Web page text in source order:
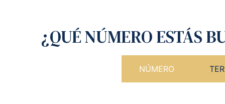
¿QUÉ NÚMERO ESTÁS
NÚMERO